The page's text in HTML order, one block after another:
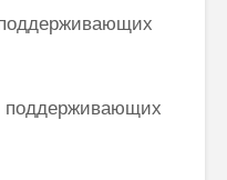
поддерживающих